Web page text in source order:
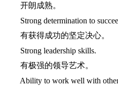
开朗成熟。
Strong determination to
有获得成功的坚定决心。
Strong leadership skills.
有极强的领导艺术。
Ability to work well with